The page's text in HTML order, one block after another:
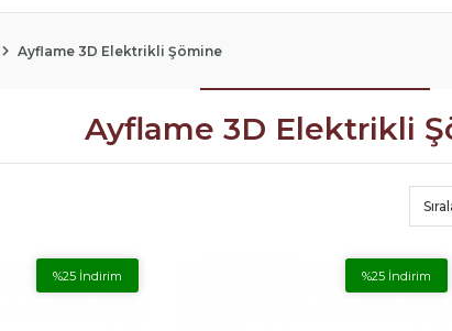
Ayflame 3D Elektrikli Şömine
Ayflame 3D Elektrikli
%25 İndirim %25 İndirim